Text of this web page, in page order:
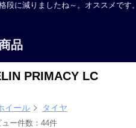
に減りましたね～。オススメです。
品
PRIMACY LC
イール タイヤ
ー件数：44件